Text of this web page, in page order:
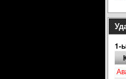
1-